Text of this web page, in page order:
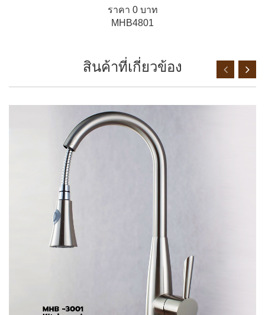
ราคา 0 บาท
MHB4801
สินค้าที่เกี่ยวข้อง